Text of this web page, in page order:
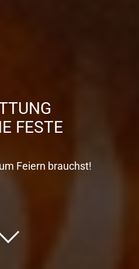
FESTE
Feiern brauchst!